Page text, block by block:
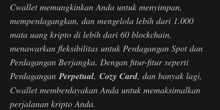
Cwallet memungkinkan Anda untuk menyimpan,
memperdagangkan, dan mengelola lebih dari 1.000
mata uang kripto di lebih dari 60 blockchain,
menawarkan fleksibilitas untuk Perdagangan Spot dan
Perdagangan Berjangka. Dengan fitur-fitur seperti
Perdagangan Perpetual, Cozy Card, dan banyak lagi,
Cwallet memberdayakan Anda untuk memaksimalkan
perjalanan kripto Anda.